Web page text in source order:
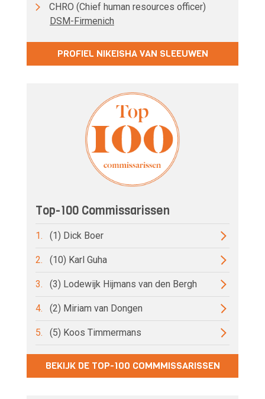
CHRO (Chief human resources officer)
DSM-Firmenich
PROFIEL NIKEISHA VAN SLEEUWEN
Top-100 Commissarissen
1. (1) Dick Boer
2. (10) Karl Guha
3. (3) Lodewijk Hijmans van den Bergh
4. (2) Miriam van Dongen
5. (5) Koos Timmermans
BEKIJK DE TOP-100 COMMMISSARISSEN